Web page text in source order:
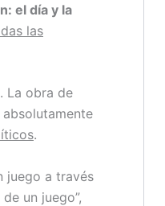
el día y la
las
. La obra de
absolutamente
.
juego a través
un juego”,